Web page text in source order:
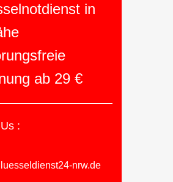
in
ab 29 €
:
nrw.de